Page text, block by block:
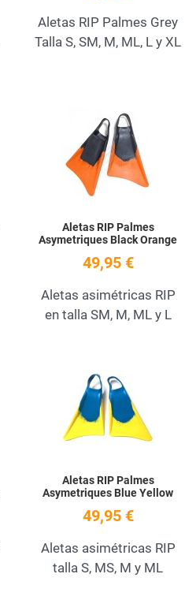
Aletas RIP Palmes Grey
Talla S, SM, M, ML, L y XL
Quick View
Aletas RIP Palmes
Asymetriques Black Orange
49,95 €
Aletas asimétricas RIP
en talla SM, M, ML y L
Aletas RIP Palmes
Asymetriques Blue Yellow
49,95 €
Aletas asimétricas RIP
talla S, MS, M y ML